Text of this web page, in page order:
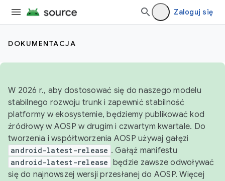
Zaloguj się
DOKUMENTACJA
W 2026 r., aby dostosować się do naszego modelu
stabilnego rozwoju trunk i zapewnić stabilność
platformy w ekosystemie, będziemy publikować kod
źródłowy w AOSP w drugim i czwartym kwartale. Do
tworzenia i współtworzenia AOSP używaj gałęzi
android-latest-release . Gałąź manifestu
android-latest-release będzie zawsze odwoływać
się do najnowszej wersji przesłanej do AOSP. Więcej